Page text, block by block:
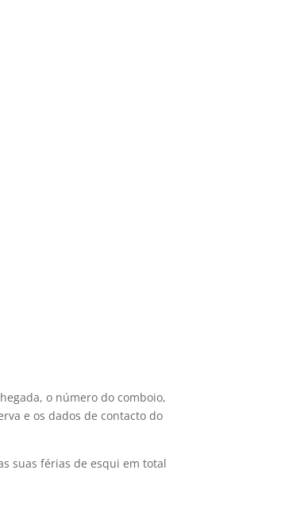
o número do comboio,
e os dados de contacto do
suas férias de esqui em total